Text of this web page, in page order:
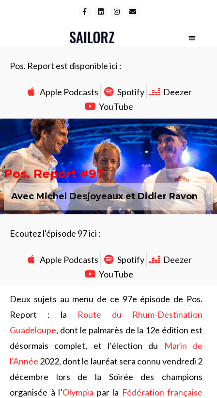
Pos. Report est disponible ici :
Apple Podcasts Spotify
Deezer
YouTube
Pos. Report #97
Avec Michel Desjoyeaux et Didier Ravon
Ecoutez l'épisode 97 ici :
Apple Podcasts Spotify
Deezer
YouTube
Deux sujets au menu de ce 97e épisode de Pos.
Report : la Route du Rhum-Destination
Guadeloupe, dont le palmarès de la 12e édition est
désormais complet, et l’élection du
Marin de
l’Année 2022, dont le lauréat sera connu vendredi 2
décembre lors de la Soirée des champions
organisée à l’Olympia par la Fédération française